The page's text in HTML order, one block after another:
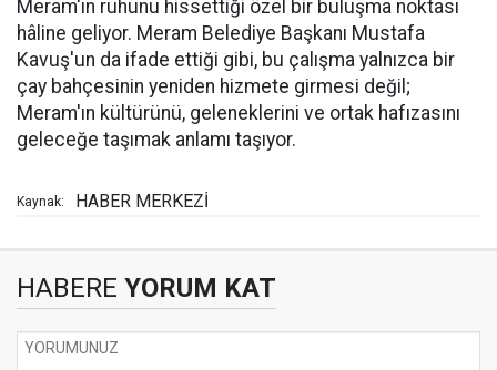
Meram'ın ruhunu hissettiği özel bir buluşma noktası
hâline geliyor. Meram Belediye Başkanı Mustafa
Kavuş'un da ifade ettiği gibi, bu çalışma yalnızca bir
çay bahçesinin yeniden hizmete girmesi değil;
Meram'ın kültürünü, geleneklerini ve ortak hafızasını
geleceğe taşımak anlamı taşıyor.
Kaynak: HABER MERKEZİ
HABERE YORUM KAT